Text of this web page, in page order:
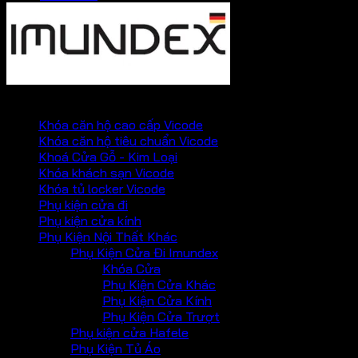
Khóa căn hộ cao cấp Vicode
Khóa căn hộ tiêu chuẩn Vicode
Khoá Cửa Gỗ - Kim Loại
Khóa khách sạn Vicode
Khóa tủ locker Vicode
Phụ kiện cửa đi
Phụ kiện cửa kính
Phụ Kiện Nội Thất Khác
Phụ Kiện Cửa Đi Imundex
Khóa Cửa
Phụ Kiện Cửa Khác
Phụ Kiện Cửa Kính
Phụ Kiện Cửa Trượt
Phụ kiện cửa Hafele
Phụ Kiện Tủ Áo